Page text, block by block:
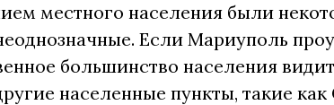
местного населения были
Если Мариуполь
большинство населения видит
населенные пункты, такие как